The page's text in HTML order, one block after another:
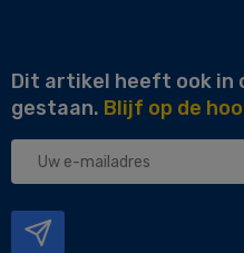
Dit artikel heeft ook in
gestaan. Blijf op de
Uw